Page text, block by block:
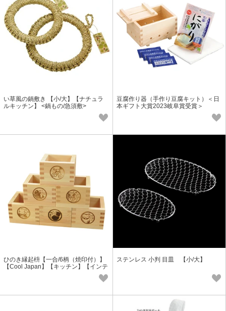
い草風の鍋敷き 【小/大】【ナチュラ
ルキッチン】 <鍋もの/急須敷>
豆腐作り器（手作り豆腐キット）＜日
本ギフト大賞2023岐阜賞受賞＞
ひのき縁起枡【一合/6柄（焼印付）】
【Cool Japan】【キッチン】【インテ
ステンレス 小判 目皿 【小/大】